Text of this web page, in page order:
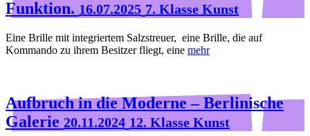
Funktion. 16.07.2025 7. Klasse Kunst
Eine Brille mit integriertem Salzstreuer, eine Brille, die auf
Kommando zu ihrem Besitzer fliegt, eine mehr
Aufbruch in die Moderne – Berlinische
Galerie 20.11.2024 12. Klasse Kunst